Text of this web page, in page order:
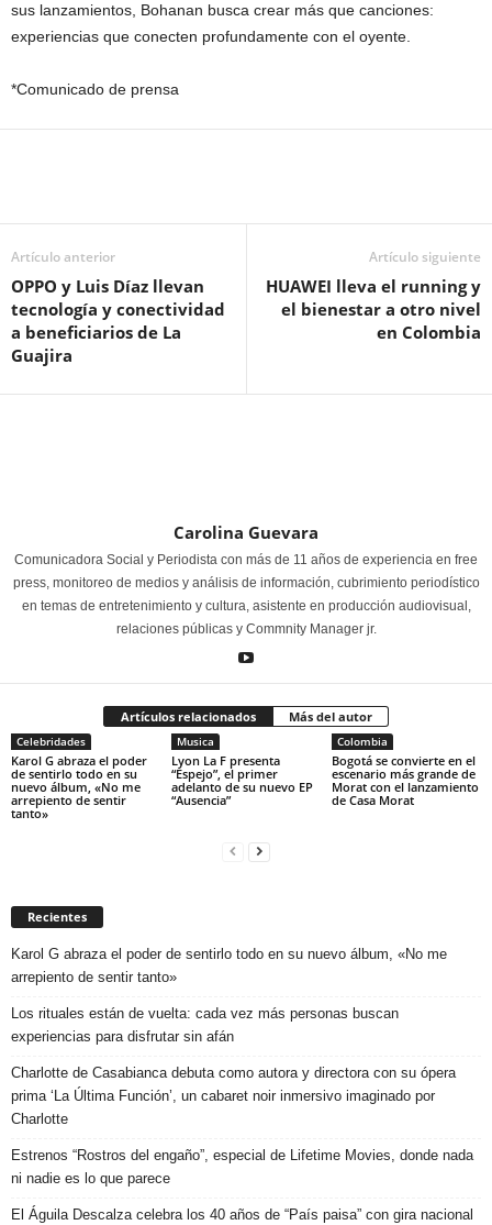
sus lanzamientos, Bohanan busca crear más que canciones:
experiencias que conecten profundamente con el oyente.
*Comunicado de prensa
Artículo anterior
OPPO y Luis Díaz llevan
tecnología y conectividad
a beneficiarios de La
Guajira
Artículo siguiente
HUAWEI lleva el running y
el bienestar a otro nivel
en Colombia
Carolina Guevara
Comunicadora Social y Periodista con más de 11 años de experiencia en free
press, monitoreo de medios y análisis de información, cubrimiento periodístico
en temas de entretenimiento y cultura, asistente en producción audiovisual,
relaciones públicas y Commnity Manager jr.
Artículos relacionados Más del autor
Celebridades
Karol G abraza el poder
de sentirlo todo en su
nuevo álbum, «No me
arrepiento de sentir
tanto»
Musica
Lyon La F presenta
“Espejo”, el primer
adelanto de su nuevo EP
“Ausencia”
Colombia
Bogotá se convierte en el
escenario más grande de
Morat con el lanzamiento
de Casa Morat
Recientes
Karol G abraza el poder de sentirlo todo en su nuevo álbum, «No me
arrepiento de sentir tanto»
Los rituales están de vuelta: cada vez más personas buscan
experiencias para disfrutar sin afán
Charlotte de Casabianca debuta como autora y directora con su ópera
prima ‘La Última Función’, un cabaret noir inmersivo imaginado por
Charlotte
Estrenos “Rostros del engaño”, especial de Lifetime Movies, donde nada
ni nadie es lo que parece
El Águila Descalza celebra los 40 años de “País paisa” con gira nacional